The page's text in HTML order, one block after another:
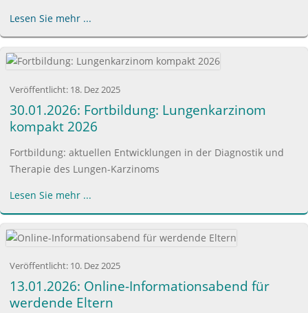
Lesen Sie mehr ...
Veröffentlicht: 18. Dez 2025
30.01.2026: Fortbildung: Lungenkarzinom
kompakt 2026
Fortbildung: aktuellen Entwicklungen in der Diagnostik und
Therapie des Lungen-Karzinoms
Lesen Sie mehr ...
Veröffentlicht: 10. Dez 2025
13.01.2026: Online-Informationsabend für
werdende Eltern